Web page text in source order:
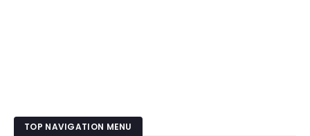
TOP NAVIGATION MENU